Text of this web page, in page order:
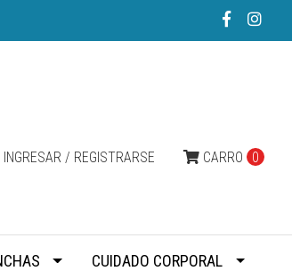
CARRO 0
INGRESAR / REGISTRARSE
CUIDADO CORPORAL